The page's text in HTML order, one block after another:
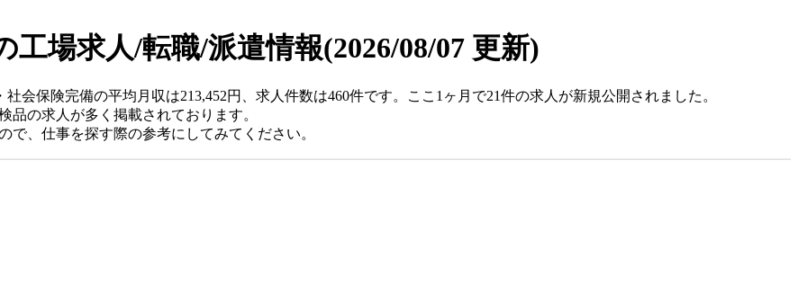
工場求人/転職/派遣情報(2026/08/07 更新)
会保険完備の平均月収は213,452円、求人件数は460件です。ここ1ヶ月で21件の求人が新規公開されました。
品の求人が多く掲載されております。
、仕事を探す際の参考にしてみてください。